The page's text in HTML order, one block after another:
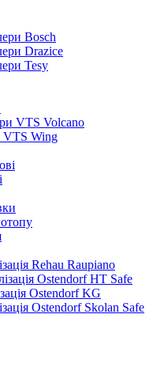
Bosch
Drazice
Tesy
VTS Volcano
VTS Wing
Rehau Raupiano
Ostendorf HT Safe
Ostendorf KG
Ostendorf Skolan Safe